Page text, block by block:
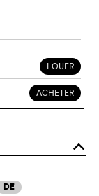
LOUER
ACHETER
o
DE